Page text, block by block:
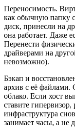
Переносимость.
как обычную папку
диск, принесли на
она работает. Даже
Перенести
драйверами на
невозможно).
Бэкап и
архив с её файлами.
облако. Если хост
ставите
инфраструктура
занимает часы, а не